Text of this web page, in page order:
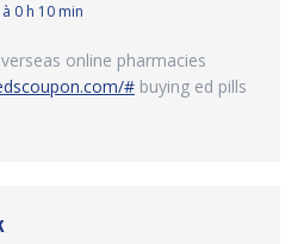
0 h 10 min
online pharmacies
# buying ed pills